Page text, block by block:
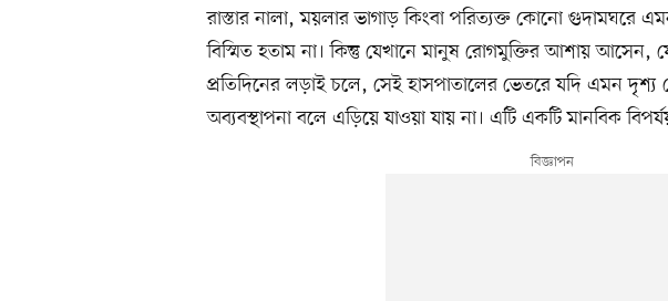
রাস্তার নালা, ময়লার ভাগাড় কিংবা পরিত্যক্ত কোনো গুদামঘরে
বিস্মিত হতাম না। কিন্তু যেখানে মানুষ রোগমুক্তির আশায় আসেন,
প্রতিদিনের লড়াই চলে, সেই হাসপাতালের ভেতরে যদি এমন
অব্যবস্থাপনা বলে এড়িয়ে যাওয়া যায় না। এটি একটি মানবিক